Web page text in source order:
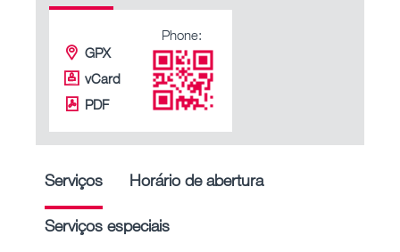
GPX
vCard
PDF
Phone:
Serviços Horário de abertura
Serviços especiais